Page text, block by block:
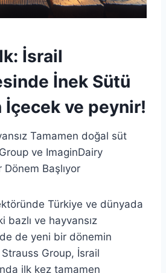
İsrail
İnek Sütü
İçecek ve peynir!
Tamamen doğal süt
ve ImaginDairy
Başlıyor
Türkiye ve dünyada
bazlı ve hayvansız
de yeni bir dönemin
Strauss Group, İsrail
ilk kez tamamen